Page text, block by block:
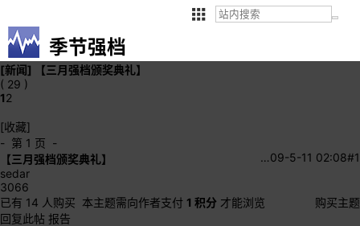
季节强档
[新闻]
【三月强档颁奖典礼】
( 29 )
12
[收藏]
- 第 1 页 -
#1
09-5-11 02:08
…
【三月强档颁奖典礼】
sedar
3066
购买主题
已有 14 人购买 本主题需向作者支付 1 积分 才能浏览
回复此帖 报告